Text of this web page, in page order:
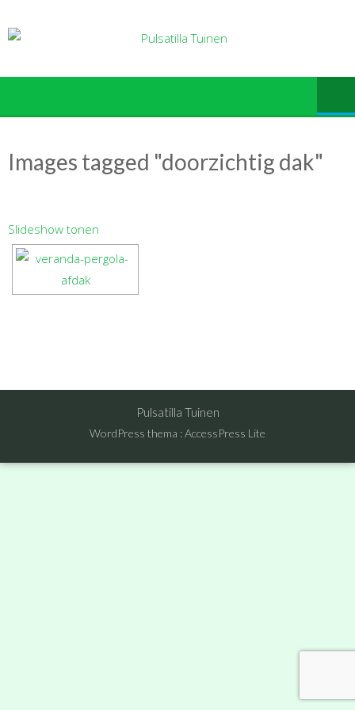
naar
inhoud
Images tagged "doorzichtig dak"
Slideshow tonen
Pulsatilla Tuinen
WordPress thema :AccessPress Lite